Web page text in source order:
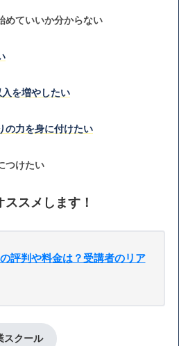
めていいか分からない
を増やしたい
の力を身に付けたい
つけたい
スメします！
評判や料金は？受講者のリア
スクール